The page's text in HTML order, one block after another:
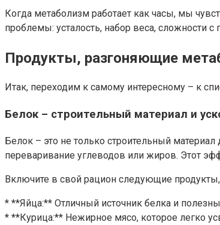
Когда метаболизм работает как часы, мы
проблемы: усталость, набор веса, сложности
Продукты, разгоняющие
Итак, переходим к самому интересному – к
Белок – строительный материал и
Белок – это не только строительный
переваривание углеводов или жиров. Этот
Включите в свой рацион следующие
* **Яйца:** Отличный источник белка и
* **Курица:** Нежирное мясо, которое легко